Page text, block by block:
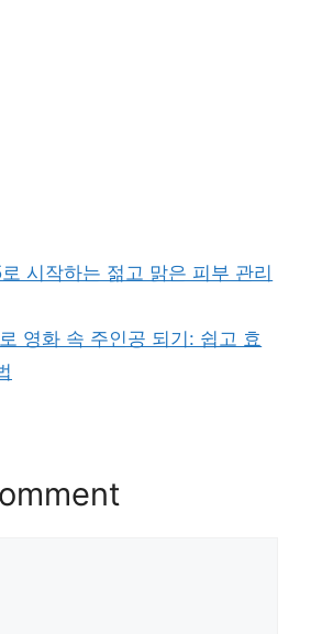
시작하는 젊고 맑은 피부 관리
영화 속 주인공 되기: 쉽고 효